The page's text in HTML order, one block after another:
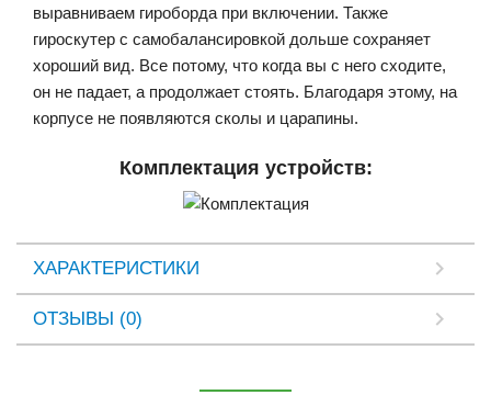
выравниваем гироборда при включении. Также
гироскутер с самобалансировкой дольше сохраняет
хороший вид. Все потому, что когда вы с него сходите,
он не падает, а продолжает стоять. Благодаря этому, на
корпусе не появляются сколы и царапины.
Комплектация устройств:
ХАРАКТЕРИСТИКИ
ОТЗЫВЫ (0)